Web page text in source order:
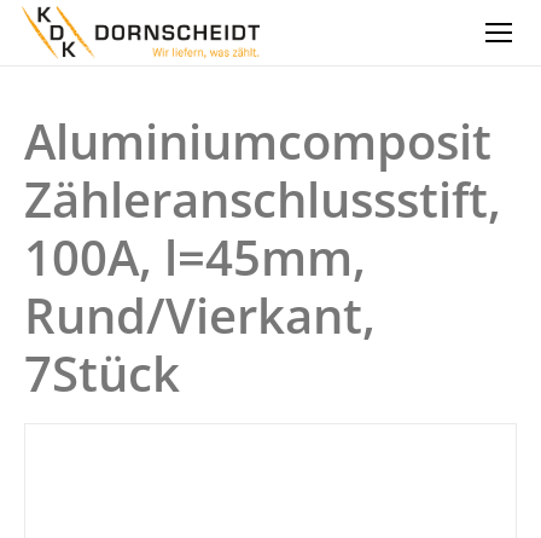
Aluminiumcomposit
Zähleranschlussstift,
100A, l=45mm,
Rund/Vierkant,
7Stück